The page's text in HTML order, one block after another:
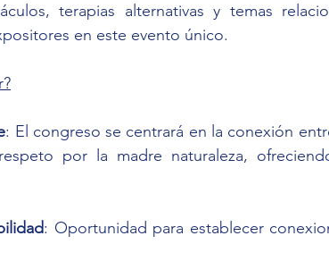
terapias alternativas y temas
en este evento único.
: El congreso se centrará en la conexión
por la madre naturaleza,
: Oportunidad para establecer